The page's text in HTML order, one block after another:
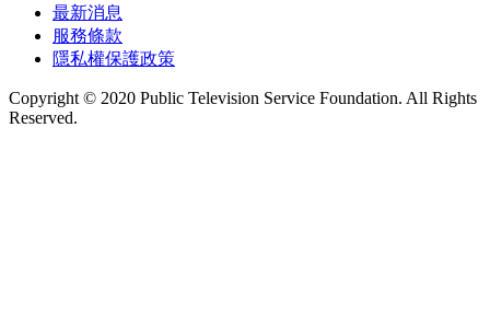
最新消息
服務條款
隱私權保護政策
Copyright © 2020 Public Television Service Foundation. All Rights
Reserved.